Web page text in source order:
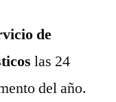
de
las 24
del año.